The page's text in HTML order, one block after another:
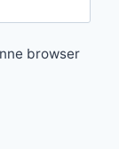
browser